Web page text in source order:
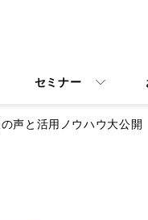
IT
セミナー
声と活用ノウハウ大公開